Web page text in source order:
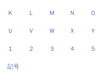
Ｋ Ｌ Ｍ Ｎ Ｏ
Ｕ Ｖ Ｗ Ｘ Ｙ
１ ２ ３ ４ ５
記号